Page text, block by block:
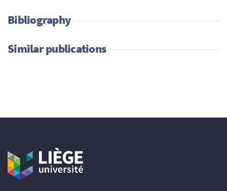
Bibliography
Similar publications